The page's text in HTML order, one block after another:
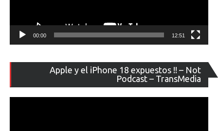
00:00 12:51
Apple y el iPhone 18 expuestos !! – Not
Podcast – TransMedia
de